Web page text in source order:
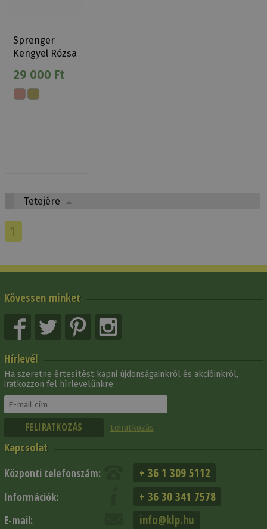
Sprenger
Kengyel Rózsa
29 000 Ft
Tetejére
1
Kövessen minket
Hírlevél
Ha szeretne értesítést kapni újdonságainkról és akcióinkról,
iratkozzon fel hírlevelünkre:
Leiratkozás
Kapcsolat
Központi telefonszám: + 36 1 309 5112
Információk: + 36 30 341 7578
E-mail: info@klp.hu